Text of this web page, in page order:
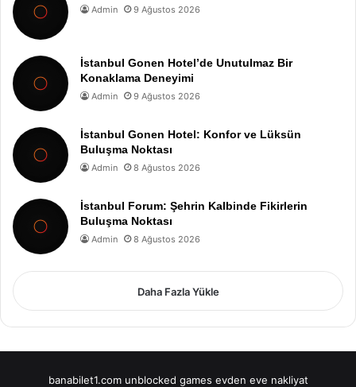
Admin 9 Ağustos 2026
İstanbul Gonen Hotel’de Unutulmaz Bir
Konaklama Deneyimi
Admin 9 Ağustos 2026
İstanbul Gonen Hotel: Konfor ve Lüksün
Buluşma Noktası
Admin 8 Ağustos 2026
İstanbul Forum: Şehrin Kalbinde Fikirlerin
Buluşma Noktası
Admin 8 Ağustos 2026
Daha Fazla Yükle
banabilet1.com unblocked games evden eve nakliyat